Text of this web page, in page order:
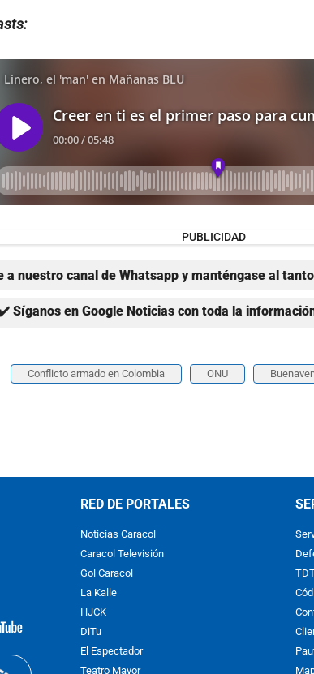
PUBLICIDAD
a nuestro canal de Whatsapp y manténgase al
Síganos en Google Noticias con toda la
Conflicto armado en Colombia ONU
youtube-
RED DE PORTALES
Noticias Caracol
Caracol Televisión
Gol Caracol
La Kalle
HJCK
DiTu
El Espectador
Teatro Mayor